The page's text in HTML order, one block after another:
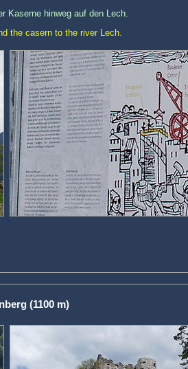
Kaserne hinweg auf den Lech.
the casern to the river Lech.
(1100 m)